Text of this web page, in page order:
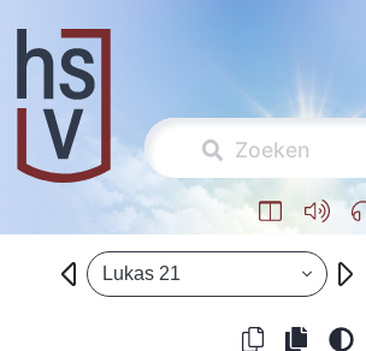
Lukas 21